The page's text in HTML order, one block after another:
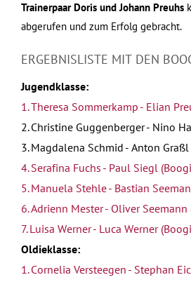
Trainerpaar Doris und Johann Preuhs
abgerufen und zum Erfolg gebracht.
ERGEBNISLISTE MIT DEN
Jugendklasse:
1. Theresa Sommerkamp - Elian
2. Christine Guggenberger - Nino
3. Magdalena Schmid - Anton
4. Serafina Fuchs - Paul Siegl
5. Manuela Stehle - Bastian
6. Adrienn Mester - Oliver
7. Luisa Werner - Luca Werner
Oldieklasse:
1. Cornelia Versteegen - Stephan